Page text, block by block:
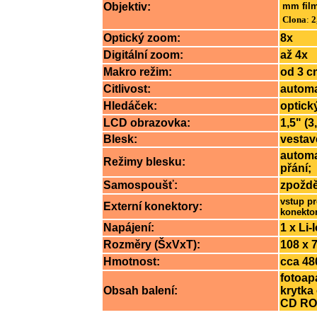
Objektiv:
mm
Clona:
Optický zoom:
8x
Digitální zoom:
až 4x
Makro režim:
od 3
Citlivost:
Hledáček:
LCD obrazovka:
1,5"
Blesk:
Režimy blesku:
přání;
Samospoušť:
Externí konektory:
vstup
Napájení:
1 x Li-
Rozměry (ŠxVxT):
108 x
Hmotnost:
cca
Obsah balení:
krytka
CD